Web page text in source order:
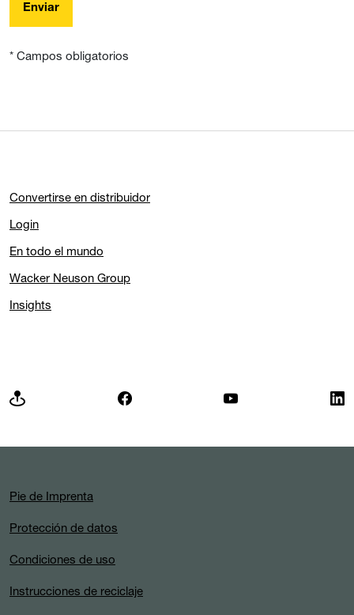
Enviar
* Campos obligatorios
Convertirse en distribuidor
Login
En todo el mundo
Wacker Neuson Group
Insights
Pie de Imprenta
Protección de datos
Condiciones de uso
Instrucciones de reciclaje